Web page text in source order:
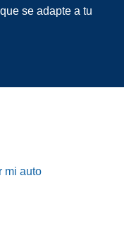
se adapte a tu
mi auto